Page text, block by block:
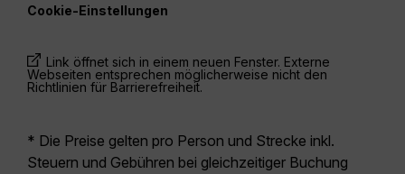
Cookie-Einstellungen
Link öffnet sich in einem neuen Fenster. Externe
Webseiten entsprechen möglicherweise nicht den
Richtlinien für Barrierefreiheit.
* Die Preise gelten pro Person und Strecke inkl.
Steuern und Gebühren bei gleichzeitiger Buchung